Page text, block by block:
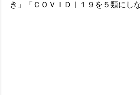
き」「ＣＯＶＩＤ︱１９を５類にしな